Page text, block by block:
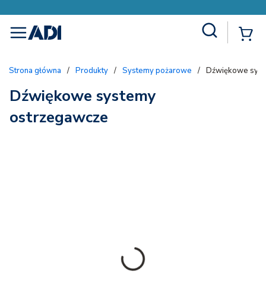
menu
Strona główna / Produkty / Systemy pożarowe / Dźwiękowe
Dźwiękowe systemy
ostrzegawcze